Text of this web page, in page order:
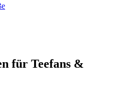
für Teefans &